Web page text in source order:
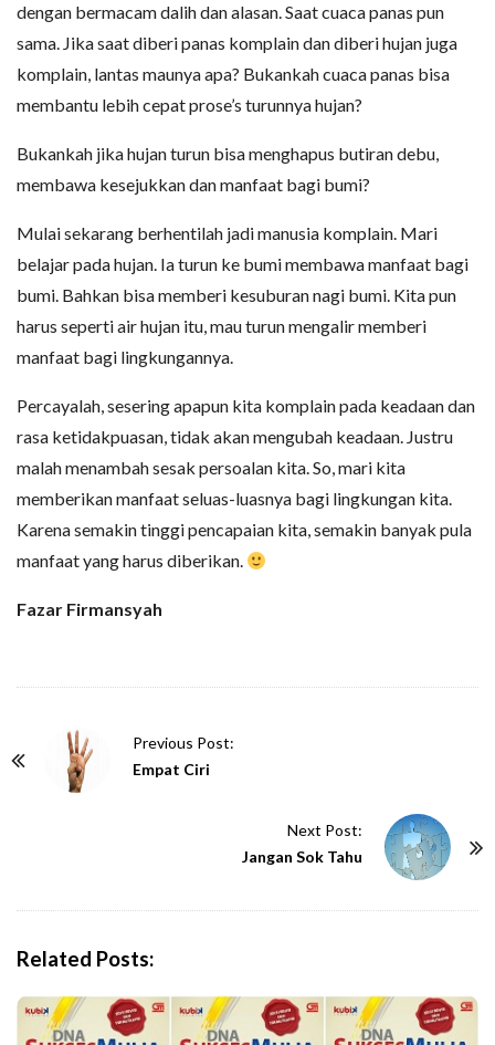
dengan bermacam dalih dan alasan. Saat cuaca panas pun
sama. Jika saat diberi panas komplain dan diberi hujan juga
komplain, lantas maunya apa? Bukankah cuaca panas bisa
membantu lebih cepat prose’s turunnya hujan?
Bukankah jika hujan turun bisa menghapus butiran debu,
membawa kesejukkan dan manfaat bagi bumi?
Mulai sekarang berhentilah jadi manusia komplain. Mari
belajar pada hujan. Ia turun ke bumi membawa manfaat bagi
bumi. Bahkan bisa memberi kesuburan nagi bumi. Kita pun
harus seperti air hujan itu, mau turun mengalir memberi
manfaat bagi lingkungannya.
Percayalah, sesering apapun kita komplain pada keadaan dan
rasa ketidakpuasan, tidak akan mengubah keadaan. Justru
malah menambah sesak persoalan kita. So, mari kita
memberikan manfaat seluas-luasnya bagi lingkungan kita.
Karena semakin tinggi pencapaian kita, semakin banyak pula
manfaat yang harus diberikan.
Fazar Firmansyah
Previous Post:
Empat Ciri
Next Post:
Jangan Sok Tahu
Related Posts: